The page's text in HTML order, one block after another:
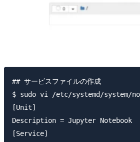
## サービスファイルの作成
$ sudo vi /etc/systemd/system/
[Unit]
Description = Jupyter Notebook
[Service]